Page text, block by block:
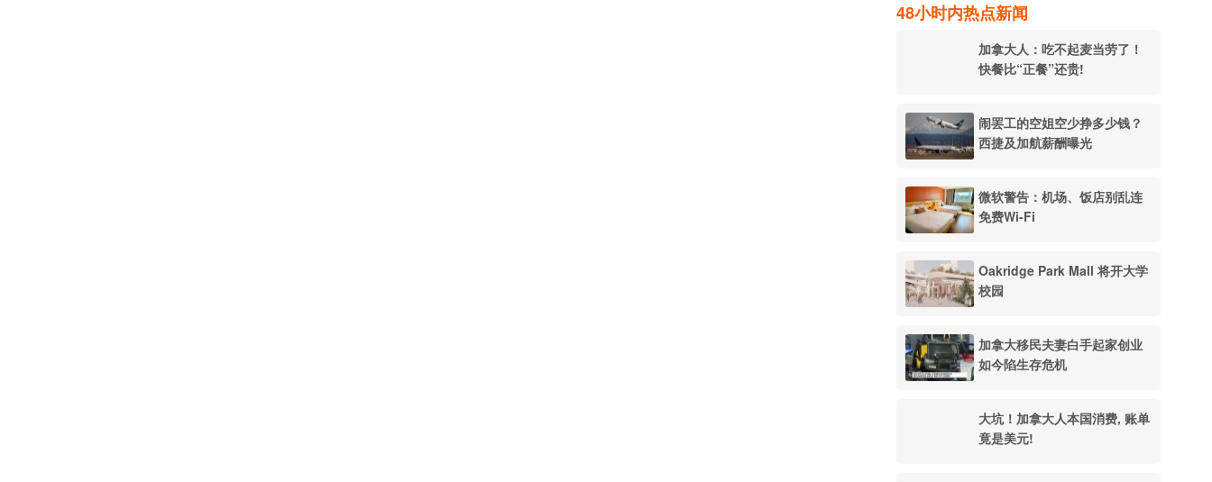
48小时内热点新闻
加拿大人：吃不起麦当劳了！
快餐比“正餐”还贵!
闹罢工的空姐空少挣多少钱？
西捷及加航薪酬曝光
微软警告：机场、饭店别乱连
免费Wi-Fi
Oakridge Park Mall 将开大学
校园
加拿大移民夫妻白手起家创业
如今陷生存危机
大坑！加拿大人本国消费, 账单
竟是美元!